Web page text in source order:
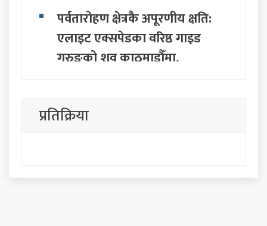
पर्वतारोहण क्षेत्रकै अपूरणीय क्षति:
एलाइट एक्सपेडका वरिष्ठ गाइड
गुरुङको शव काठमाडौँमा,
ग्वार्कोमा बस दुर्घटना हुँदा १ जनाको
मृत्यु, १० जना घाइते
तलबमान पारित: साउन १ देखि नै
प्रतिक्रिया